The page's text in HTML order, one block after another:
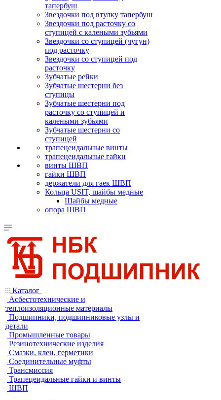
тапербуш
Звездочки под втулку тапербуш
Звездочки под расточку со
ступицей с калеными зубьями
Звездочки со ступицей (чугун)
под расточку
Звездочки со ступицей под
расточку
Зубчатые рейки
Зубчатые шестерни без
ступицы
Зубчатые шестерни под
расточку со ступицей и
калеными зубьями
Зубчатые шестерни со
ступицей
трапецеидальные винты
трапецеидальные гайки
винты ШВП
гайки ШВП
держатели для гаек ШВП
Кольца USIT, шайбы медные
Шайбы медные
опора ШВП
Каталог
Асбестотехнические и
теплоизоляционные материалы
Подшипники, подшипниковые узлы и
детали
Промышленные товары
Резинотехнические изделия
Смазки, клеи, герметики
Соединительные муфты
Трансмиссия
Трапецеидальные гайки и винты
ШВП